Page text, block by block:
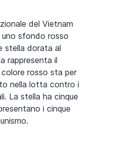
del Vietnam
sfondo rosso
stella dorata al
rappresenta il
rosso sta per
nella lotta contro i
La stella ha cinque
i cinque